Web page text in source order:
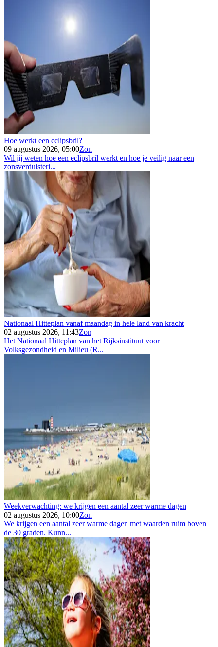
Hoe werkt een eclipsbril?
09 augustus 2026, 05:00Zon
Wil jij weten hoe een eclipsbril werkt en hoe je veilig naar een
zonsverduisteri...
Nationaal Hitteplan vanaf maandag in hele land van kracht
02 augustus 2026, 11:43Zon
Het Nationaal Hitteplan van het Rijksinstituut voor
Volksgezondheid en Milieu (R...
Weekverwachting: we krijgen een aantal zeer warme dagen
02 augustus 2026, 10:00Zon
We krijgen een aantal zeer warme dagen met waarden ruim boven
de 30 graden. Kunn...